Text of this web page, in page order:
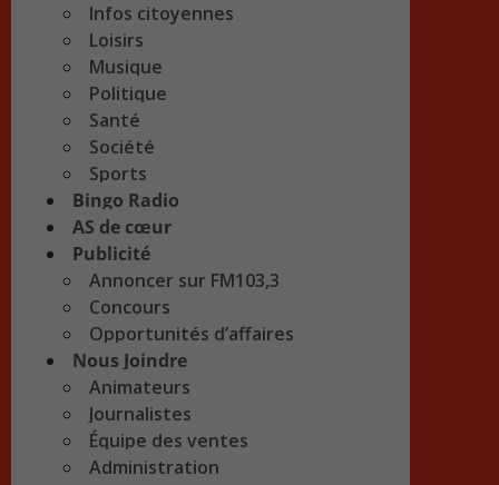
Infos citoyennes
Loisirs
Musique
Politique
Santé
Société
Sports
Bingo Radio
AS de cœur
Publicité
Annoncer sur FM103,3
Concours
Opportunités d’affaires
Nous Joindre
Animateurs
Journalistes
Équipe des ventes
Administration